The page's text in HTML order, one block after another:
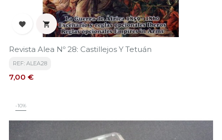
 
Revista Alea Nº 28: Castillejos Y Tetuán
REF: ALEA28
Precio
7,00 €
-10%